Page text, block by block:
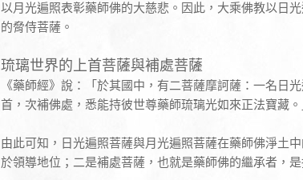
以月光遍照表彰藥師佛的大慈悲。因此，大乘佛教以日
的脅侍菩薩。
琉璃世界的上首菩薩與補處菩薩
《藥師經》說：「於其國中，有二菩薩摩訶薩：一名日
首，次補佛處，悉能持彼世尊藥師琉璃光如來正法寶藏。
由此可知，日光遍照菩薩與月光遍照菩薩在藥師佛淨土
於領導地位；二是補處菩薩，也就是藥師佛的繼承者，